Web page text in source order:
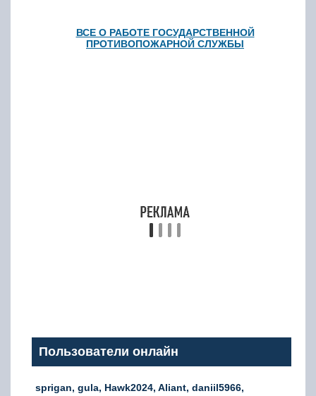
ВСЕ О РАБОТЕ ГОСУДАРСТВЕННОЙ
ПРОТИВОПОЖАРНОЙ СЛУЖБЫ
Пользователи онлайн
sprigan, gula, Hawk2024, Aliant, daniil5966,